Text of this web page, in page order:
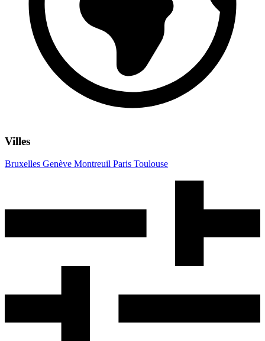
Villes
Bruxelles Genève Montreuil Paris Toulouse